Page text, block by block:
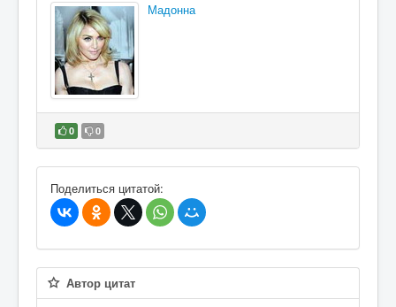
Мадонна
0 0
В избранное
Поделиться цитатой:
Автор цитат